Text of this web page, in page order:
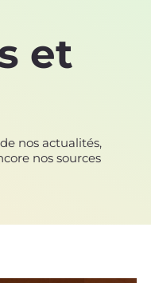
et
nos actualités,
nos sources